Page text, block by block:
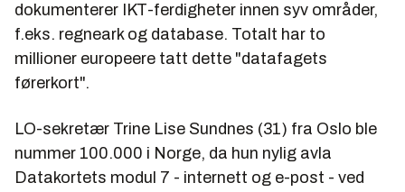
dokumenterer IKT-ferdigheter innen syv områder,
f.eks. regneark og database. Totalt har to
millioner europeere tatt dette "datafagets
førerkort".
LO-sekretær Trine Lise Sundnes (31) fra Oslo ble
nummer 100.000 i Norge, da hun nylig avla
Datakortets modul 7 - internett og e-post - ved